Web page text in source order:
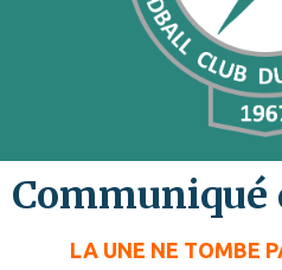
Communiqué
LA UNE NE TOMBE